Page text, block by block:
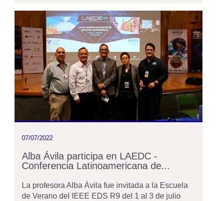
07/07/2022
Alba Ávila participa en LAEDC -
Conferencia Latinoamericana de...
La profesora Alba Ávila fue invitada a la Escuela
de Verano del IEEE EDS R9 del 1 al 3 de julio